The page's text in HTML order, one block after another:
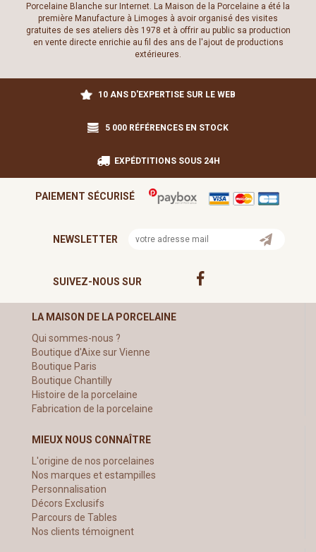
Porcelaine Blanche sur Internet. La Maison de la Porcelaine a été la
première Manufacture à Limoges à avoir organisé des visites
gratuites de ses ateliers dès 1978 et à offrir au public sa production
en vente directe enrichie au fil des ans de l'ajout de productions
extérieures.
10 ANS D'EXPERTISE SUR LE WEB
5 000 RÉFÉRENCES EN STOCK
EXPÉDTITIONS SOUS 24H
PAIEMENT SÉCURISÉ
NEWSLETTER
SUIVEZ-NOUS SUR
LA MAISON DE LA PORCELAINE
Qui sommes-nous ?
Boutique d'Aixe sur Vienne
Boutique Paris
Boutique Chantilly
Histoire de la porcelaine
Fabrication de la porcelaine
MIEUX NOUS CONNAÎTRE
L'origine de nos porcelaines
Nos marques et estampilles
Personnalisation
Décors Exclusifs
Parcours de Tables
Nos clients témoignent